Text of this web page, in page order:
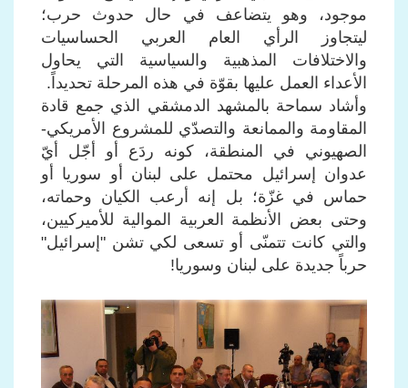
موجود، وهو يتضاعف في حال حدوث حرب؛
ليتجاوز الرأي العام العربي الحساسيات
والاختلافات المذهبية والسياسية التي يحاول
الأعداء العمل عليها بقوّة في هذه المرحلة تحديداً.
وأشاد سماحة بالمشهد الدمشقي الذي جمع قادة
المقاومة والممانعة والتصدّي للمشروع الأمريكي-
الصهيوني في المنطقة، كونه ردَع أو أجّل أيّ
عدوان إسرائيل محتمل على لبنان أو سوريا أو
حماس في غزّة؛ بل إنه أرعب الكيان وحماته،
وحتى بعض الأنظمة العربية الموالية للأميركيين،
والتي كانت تتمنّى أو تسعى لكي تشن "إسرائيل"
حرباً جديدة على لبنان وسوريا!